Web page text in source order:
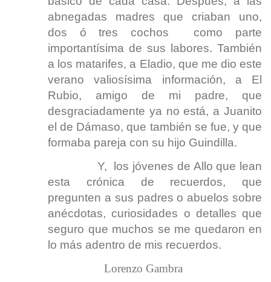
abnegadas madres que criaban uno,
dos ó tres cochos como parte
importantísima de sus labores. También
a los matarifes, a Eladio, que me dio este
verano valiosísima información, a El
Rubio, amigo de mi padre, que
desgraciadamente ya no está, a Juanito
el de Dámaso, que también se fue, y que
formaba pareja con su hijo Guindilla.
Y, los jóvenes de Allo que lean
esta crónica de recuerdos, que
pregunten a sus padres o abuelos sobre
anécdotas, curiosidades o detalles que
seguro que muchos se me quedaron en
lo más adentro de mis recuerdos.
Lorenzo Gambra